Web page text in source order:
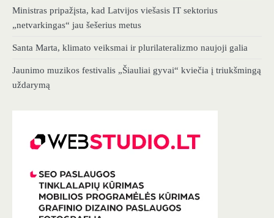
Ministras pripažįsta, kad Latvijos viešasis IT sektorius
„netvarkingas“ jau šešerius metus
Santa Marta, klimato veiksmai ir plurilateralizmo naujoji galia
Jaunimo muzikos festivalis „Šiauliai gyvai“ kviečia į triukšmingą
uždarymą